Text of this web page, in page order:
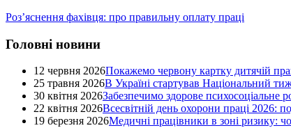
Роз’яснення фахівця: про правильну оплату праці
Головні новини
12 червня 2026Покажемо червону картку дитячій
25 травня 2026В Україні стартував Національний
30 квітня 2026Забезпечимо здорове психосоціальне
22 квітня 2026Всесвітній день охорони праці 2026:
19 березня 2026Медичні працівники в зоні ризику: